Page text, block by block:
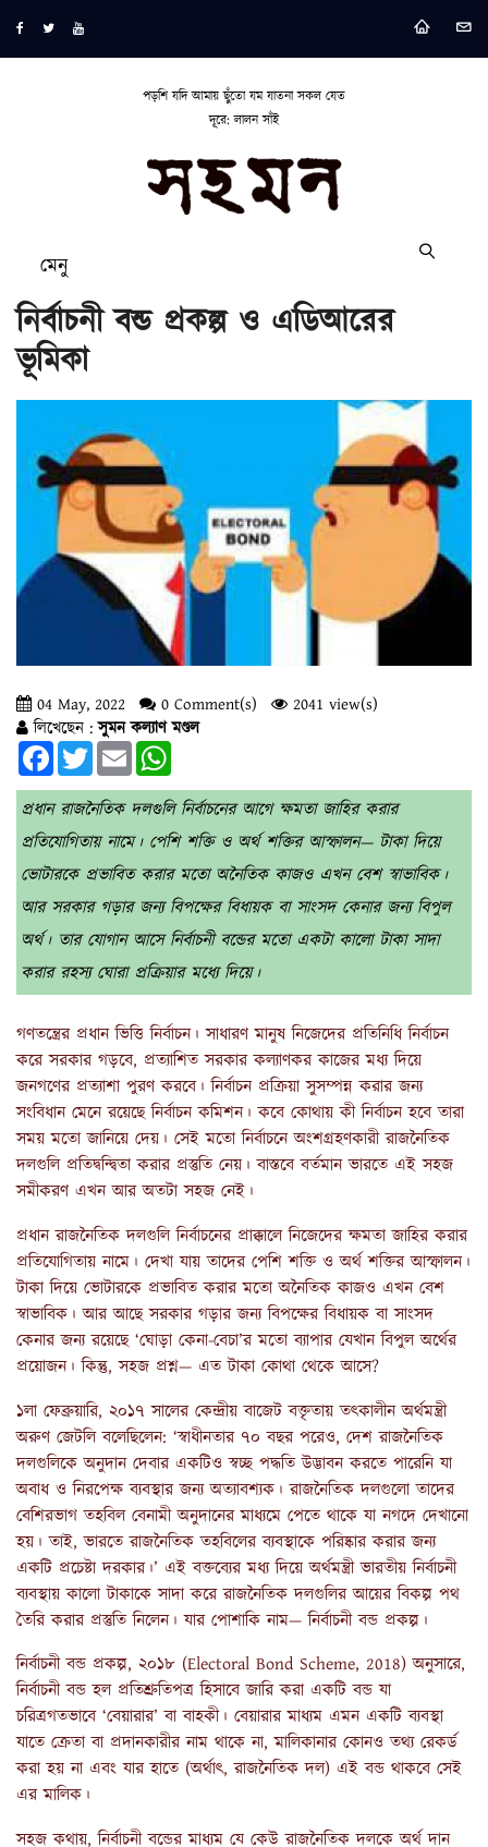
পড়শি যদি আমায় ছুঁতো যম যাতনা সকল যেত
দূরে: লালন সাঁই
মেনু
নির্বাচনী বন্ড প্রকল্প ও এডিআরের
ভূমিকা
04 May, 2022 0 Comment(s)
2041 view(s)
লিখেছেন :সুমন কল্যাণ মণ্ডল
FacebookTwitterEmail
প্রধান রাজনৈতিক দলগুলি নির্বাচনের আগে ক্ষমতা জাহির করার
প্রতিযোগিতায় নামে। পেশি শক্তি ও অর্থ শক্তির আস্ফালন— টাকা দিয়ে
ভোটারকে প্রভাবিত করার মতো অনৈতিক কাজও এখন বেশ স্বাভাবিক।
আর সরকার গড়ার জন্য বিপক্ষের বিধায়ক বা সাংসদ কেনার জন্য বিপুল
অর্থ। তার যোগান আসে নির্বাচনী বন্ডের মতো একটা কালো টাকা সাদা
করার রহস্য ঘোরা প্রক্রিয়ার মধ্যে দিয়ে।
গণতন্ত্রের প্রধান ভিত্তি নির্বাচন। সাধারণ মানুষ নিজেদের প্রতিনিধি নির্বাচন
করে সরকার গড়বে, প্রত্যাশিত সরকার কল্যাণকর কাজের মধ্য দিয়ে
জনগণের প্রত্যাশা পুরণ করবে। নির্বাচন প্রক্রিয়া সুসম্পন্ন করার জন্য
সংবিধান মেনে রয়েছে নির্বাচন কমিশন। কবে কোথায় কী নির্বাচন হবে তারা
সময় মতো জানিয়ে দেয়। সেই মতো নির্বাচনে অংশগ্রহণকারী রাজনৈতিক
দলগুলি প্রতিদ্বন্দ্বিতা করার প্রস্তুতি নেয়। বাস্তবে বর্তমান ভারতে এই সহজ
সমীকরণ এখন আর অতটা সহজ নেই।
প্রধান রাজনৈতিক দলগুলি নির্বাচনের প্রাক্কালে নিজেদের ক্ষমতা জাহির করার
প্রতিযোগিতায় নামে। দেখা যায় তাদের পেশি শক্তি ও অর্থ শক্তির আস্ফালন।
টাকা দিয়ে ভোটারকে প্রভাবিত করার মতো অনৈতিক কাজও এখন বেশ
স্বাভাবিক। আর আছে সরকার গড়ার জন্য বিপক্ষের বিধায়ক বা সাংসদ
কেনার জন্য রয়েছে ‘ঘোড়া কেনা-বেচা’র মতো ব্যাপার যেখান বিপুল অর্থের
প্রয়োজন। কিন্তু, সহজ প্রশ্ন— এত টাকা কোথা থেকে আসে?
১লা ফেব্রুয়ারি, ২০১৭ সালের কেন্দ্রীয় বাজেট বক্তৃতায় তৎকালীন অর্থমন্ত্রী
অরুণ জেটলি বলেছিলেন: ‘স্বাধীনতার ৭০ বছর পরেও, দেশ রাজনৈতিক
দলগুলিকে অনুদান দেবার একটিও স্বচ্ছ পদ্ধতি উদ্ভাবন করতে পারেনি যা
অবাধ ও নিরপেক্ষ ব্যবস্থার জন্য অত্যাবশ্যক। রাজনৈতিক দলগুলো তাদের
বেশিরভাগ তহবিল বেনামী অনুদানের মাধ্যমে পেতে থাকে যা নগদে দেখানো
হয়। তাই, ভারতে রাজনৈতিক তহবিলের ব্যবস্থাকে পরিষ্কার করার জন্য
একটি প্রচেষ্টা দরকার।’ এই বক্তব্যের মধ্য দিয়ে অর্থমন্ত্রী ভারতীয় নির্বাচনী
ব্যবস্থায় কালো টাকাকে সাদা করে রাজনৈতিক দলগুলির আয়ের বিকল্প পথ
তৈরি করার প্রস্তুতি নিলেন। যার পোশাকি নাম— নির্বাচনী বন্ড প্রকল্প।
নির্বাচনী বন্ড প্রকল্প, ২০১৮ (Electoral Bond Scheme, 2018) অনুসারে,
নির্বাচনী বন্ড হল প্রতিশ্রুতিপত্র হিসাবে জারি করা একটি বন্ড যা
চরিত্রগতভাবে ‘বেয়ারার’ বা বাহকী। বেয়ারার মাধ্যম এমন একটি ব্যবস্থা
যাতে ক্রেতা বা প্রদানকারীর নাম থাকে না, মালিকানার কোনও তথ্য রেকর্ড
করা হয় না এবং যার হাতে (অর্থাৎ, রাজনৈতিক দল) এই বন্ড থাকবে সেই
এর মালিক।
সহজ কথায়, নির্বাচনী বন্ডের মাধ্যম যে কেউ রাজনৈতিক দলকে অর্থ দান